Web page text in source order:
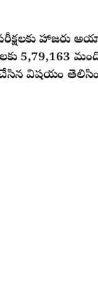
హాజరు
5,79,163
చేసిన విషయం